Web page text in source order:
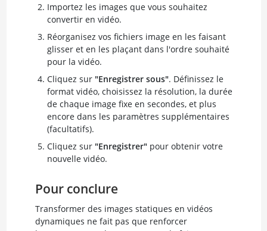
Importez les images que vous souhaitez
convertir en vidéo.
Réorganisez vos fichiers image en les faisant
glisser et en les plaçant dans l'ordre souhaité
pour la vidéo.
Cliquez sur "Enregistrer sous". Définissez le
format vidéo, choisissez la résolution, la durée
de chaque image fixe en secondes, et plus
encore dans les paramètres supplémentaires
(facultatifs).
Cliquez sur "Enregistrer"pour obtenir votre
nouvelle vidéo.
Pour conclure
Transformer des images statiques en vidéos
dynamiques ne fait pas que renforcer